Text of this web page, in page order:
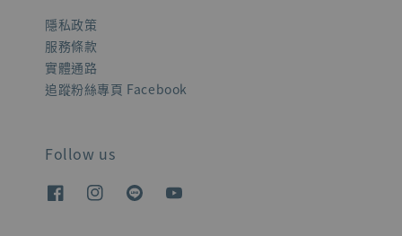
隱私政策
服務條款
實體通路
追蹤粉絲專頁 Facebook
Follow us